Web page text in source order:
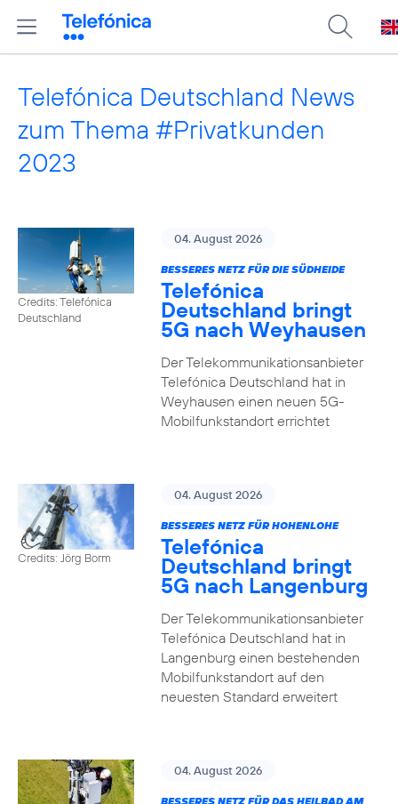
Telefónica Deutschland News
zum Thema #Privatkunden
2023
Credits: Telefónica
Deutschland
04. August 2026
BESSERES NETZ FÜR DIE SÜDHEIDE
Telefónica
Deutschland bringt
5G nach Weyhausen
Der Telekommunikationsanbieter
Telefónica Deutschland hat in
Weyhausen einen neuen 5G-
Mobilfunkstandort errichtet
Credits: Jörg Borm
04. August 2026
BESSERES NETZ FÜR HOHENLOHE
Telefónica
Deutschland bringt
5G nach Langenburg
Der Telekommunikationsanbieter
Telefónica Deutschland hat in
Langenburg einen bestehenden
Mobilfunkstandort auf den
neuesten Standard erweitert
04. August 2026
BESSERES NETZ FÜR DAS HEILBAD AM